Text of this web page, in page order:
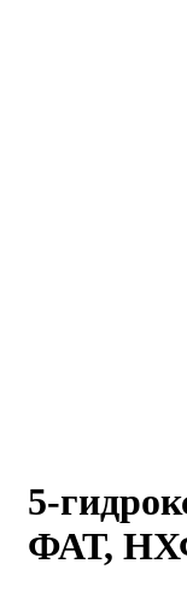
5-
ФАТ,